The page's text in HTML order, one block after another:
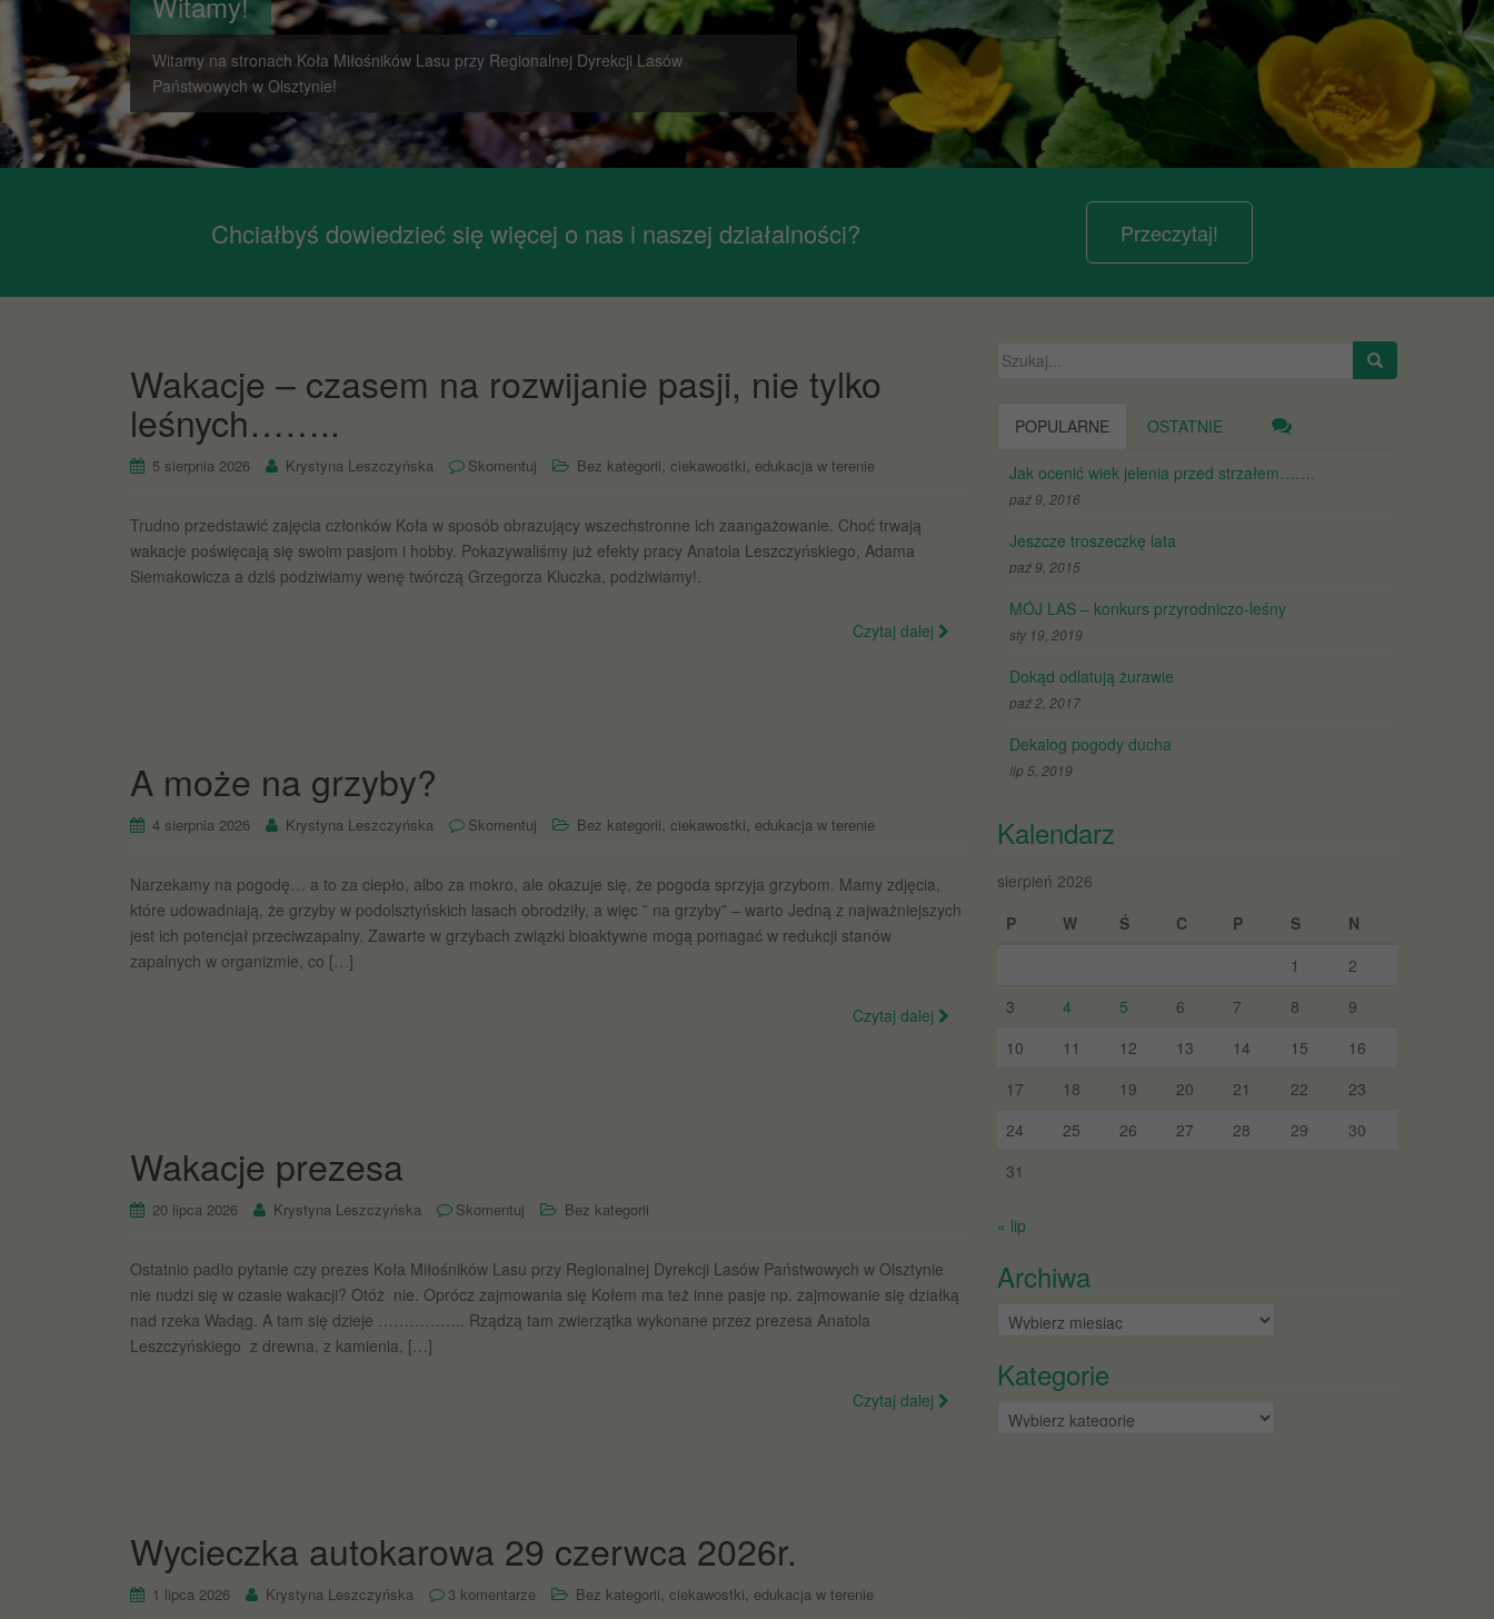
Witamy na stronach Koła Miłośników Lasu przy Regionalnej Dyrekcji Lasów
Państwowych w Olsztynie!
Chciałbyś dowiedzieć się więcej o nas i naszej działalności? Przeczytaj!
Wakacje – czasem na rozwijanie pasji, nie tylko
leśnych……..
5 sierpnia 2026 Krystyna Leszczyńska Skomentuj Bez kategorii ciekawostki edukacja w terenie
Trudno przedstawić zajęcia członków Koła w sposób obrazujący wszechstronne ich zaangażowanie. Choć trwają
wakacje poświęcają się swoim pasjom i hobby. Pokazywaliśmy już efekty pracy Anatola Leszczyńskiego, Adama
Siemakowicza a dziś podziwiamy wenę twórczą Grzegorza Kluczka, podziwiamy!.
Czytaj dalej
A może na grzyby?
4 sierpnia 2026 Krystyna Leszczyńska Skomentuj Bez kategorii ciekawostki edukacja w terenie
Narzekamy na pogodę… a to za ciepło, albo za mokro, ale okazuje się, że pogoda sprzyja grzybom. Mamy zdjęcia,
które udowadniają, że grzyby w podolsztyńskich lasach obrodziły, a więc ” na grzyby” – warto Jedną z najważniejszych
jest ich potencjał przeciwzapalny. Zawarte w grzybach związki bioaktywne mogą pomagać w redukcji stanów
zapalnych w organizmie, co […]
Czytaj dalej
Wakacje prezesa
20 lipca 2026 Krystyna Leszczyńska Skomentuj Bez kategorii
Ostatnio padło pytanie czy prezes Koła Miłośników Lasu przy Regionalnej Dyrekcji Lasów Państwowych w Olsztynie
nie nudzi się w czasie wakacji? Otóż nie. Oprócz zajmowania się Kołem ma też inne pasje np. zajmowanie się działką
nad rzeka Wadąg. A tam się dzieje …………….. Rządzą tam zwierzątka wykonane przez prezesa Anatola
Leszczyńskiego z drewna, z kamienia, […]
Czytaj dalej
Wycieczka autokarowa 29 czerwca 2026r.
1 lipca 2026 Krystyna Leszczyńska 3 komentarze Bez kategorii ciekawostki edukacja w terenie
Szukaj:
POPULARNE OSTATNIE
Jak ocenić wiek jelenia przed strzałem…….
paź 9, 2016
Jeszcze troszeczkę lata
paź 9, 2015
MÓJ LAS – konkurs przyrodniczo-leśny
sty 19, 2019
Dokąd odlatują żurawie
paź 2, 2017
Dekalog pogody ducha
lip 5, 2019
Kalendarz
sierpień 2026
P
W Ś C P S
N
1
2
3
4 5 6 7 8
9
10
11 12 13 14 15
16
17
18 19 20 21 22
23
24
25 26 27 28 29
30
31
« lip
Archiwa
Archiwa
Kategorie
Kategorie